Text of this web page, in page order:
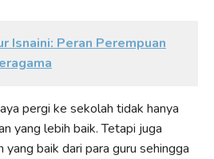
Isnaini: Peran Perempuan
pergi ke sekolah tidak hanya
yang lebih baik. Tetapi juga
baik dari para guru sehingga